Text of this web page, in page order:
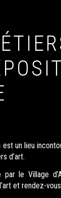
est un lieu
d’art.
par le Village
et rendez-
ÉTÉ